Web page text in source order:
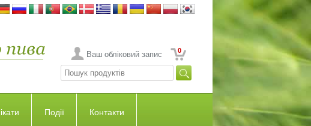
Ваш обліковий запис 0
Події Контакти